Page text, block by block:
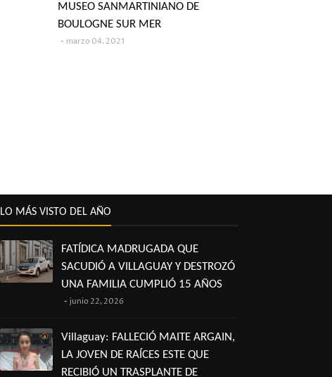
MUSEO SANMARTINIANO DE
BOULOGNE SUR MER
marzo 04, 2021
LO MÁS VISTO DEL AÑO
FATÍDICA MADRUGADA QUE
SACUDIÓ A VILLAGUAY Y DESTROZÓ
UNA FAMILIA CUMPLIÓ 15 AÑOS
junio 22, 2026
Villaguay: FALLECIÓ MAITE ARGAIN,
LA JOVEN DE RAÍCES ESTE QUE
RECIBIÓ UN TRASPLANTE DE